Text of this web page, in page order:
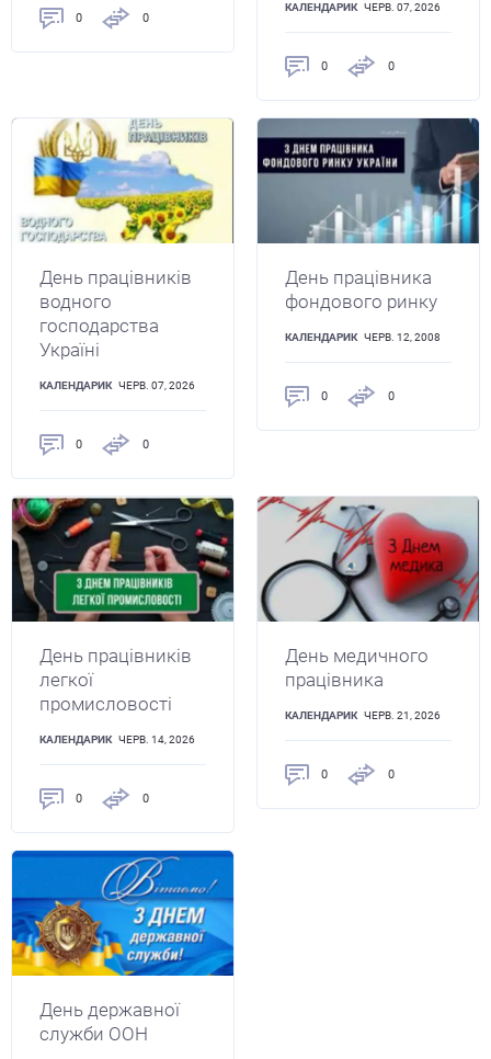
0 0
КАЛЕНДАРИК ЧЕРВ. 07, 2026
0 0
День працівників
водного
господарства
Україні
КАЛЕНДАРИК ЧЕРВ. 07, 2026
0 0
День працівника
фондового ринку
КАЛЕНДАРИК ЧЕРВ. 12, 2008
0 0
День працівників
легкої
промисловості
КАЛЕНДАРИК ЧЕРВ. 14, 2026
0 0
День медичного
працівника
КАЛЕНДАРИК ЧЕРВ. 21, 2026
0 0
День державної
служби ООН